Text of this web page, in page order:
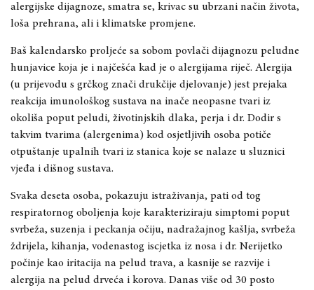
alergijske dijagnoze, smatra se, krivac su ubrzani način života,
loša prehrana, ali i klimatske promjene.
Baš kalendarsko proljeće sa sobom povlači dijagnozu peludne
hunjavice koja je i najčešća kad je o alergijama riječ. Alergija
(u prijevodu s grčkog znači drukčije djelovanje) jest prejaka
reakcija imunološkog sustava na inače neopasne tvari iz
okoliša poput peludi, životinjskih dlaka, perja i dr. Dodir s
takvim tvarima (alergenima) kod osjetljivih osoba potiče
otpuštanje upalnih tvari iz stanica koje se nalaze u sluznici
vjeđa i dišnog sustava.
Svaka deseta osoba, pokazuju istraživanja, pati od tog
respiratornog oboljenja koje karakteriziraju simptomi poput
svrbeža, suzenja i peckanja očiju, nadražajnog kašlja, svrbeža
ždrijela, kihanja, vodenastog iscjetka iz nosa i dr. Nerijetko
počinje kao iritacija na pelud trava, a kasnije se razvije i
alergija na pelud drveća i korova. Danas više od 30 posto